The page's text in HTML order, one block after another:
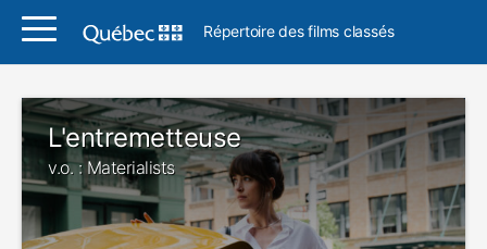
Répertoire des films classés
L'entremetteuse
v.o. : Materialists